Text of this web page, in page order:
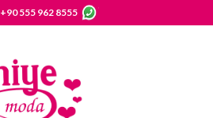
+90 555 962 8555